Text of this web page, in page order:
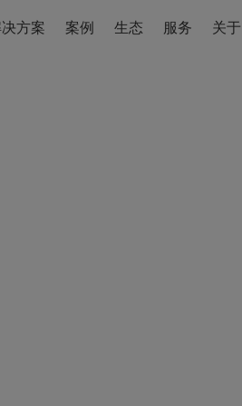
方案 案例 生态 服务 关于